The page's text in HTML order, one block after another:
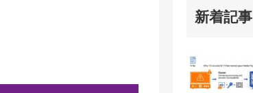
新着記事